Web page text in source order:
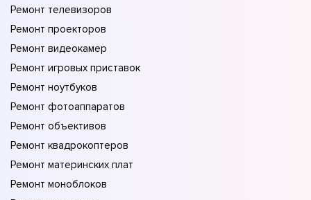
Ремонт телевизоров
Ремонт проекторов
Ремонт видеокамер
Ремонт игровых приставок
Ремонт ноутбуков
Ремонт фотоаппаратов
Ремонт объективов
Ремонт квадрокоптеров
Ремонт материнских плат
Ремонт моноблоков